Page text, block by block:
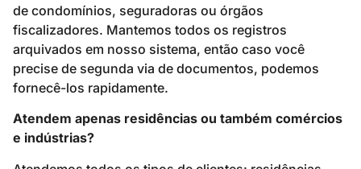
de condomínios, seguradoras ou órgãos
fiscalizadores. Mantemos todos os registros
arquivados em nosso sistema, então caso você
precise de segunda via de documentos, podemos
fornecê-los rapidamente.
Atendem apenas residências ou também comércios
e indústrias?